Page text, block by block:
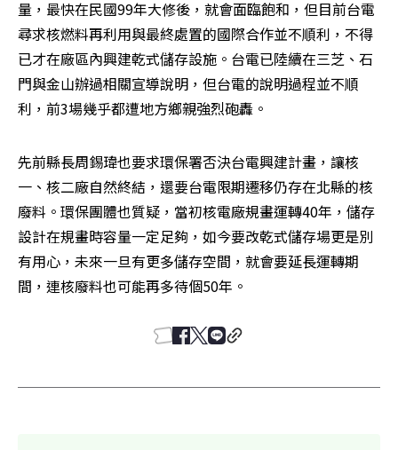
量，最快在民國99年大修後，就會面臨飽和，但目前台電
尋求核燃料再利用與最終處置的國際合作並不順利，不得
已才在廠區內興建乾式儲存設施。台電已陸續在三芝、石
門與金山辦過相關宣導說明，但台電的說明過程並不順
利，前3場幾乎都遭地方鄉親強烈砲轟。
先前縣長周錫瑋也要求環保署否決台電興建計畫，讓核
一、核二廠自然終結，還要台電限期遷移仍存在北縣的核
廢料。環保團體也質疑，當初核電廠規畫運轉40年，儲存
設計在規畫時容量一定足夠，如今要改乾式儲存場更是別
有用心，未來一旦有更多儲存空間，就會要延長運轉期
間，連核廢料也可能再多待個50年。